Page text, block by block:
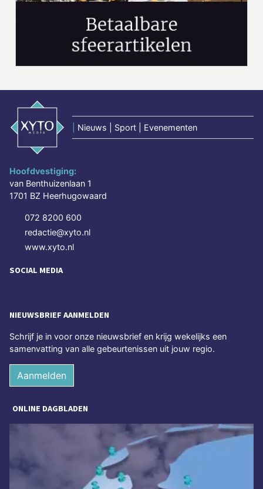
Nieuws | Sport | Evenementen
Hoofdvestiging:
van Benthuizenlaan 1
1701 BZ Heerhugowaard
072 8200 600
redactie@xyto.nl
www.xyto.nl
SOCIAL MEDIA
NIEUWSBRIEF AANMELDEN
Schrijf je in voor onze nieuwsbrief en krijg wekelijks een
samenvatting van alle gebeurtenissen uit jouw regio.
Aanmelden
ONLINE DAGBLADEN